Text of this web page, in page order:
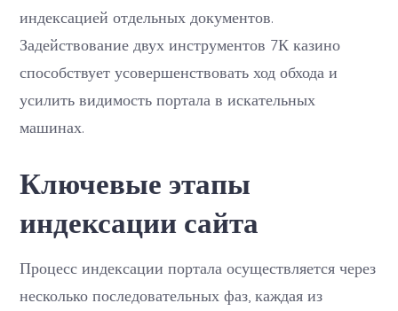
индексацией отдельных документов.
Задействование двух инструментов 7К казино
способствует усовершенствовать ход обхода и
усилить видимость портала в искательных
машинах.
Ключевые этапы
индексации сайта
Процесс индексации портала осуществляется через
несколько последовательных фаз, каждая из